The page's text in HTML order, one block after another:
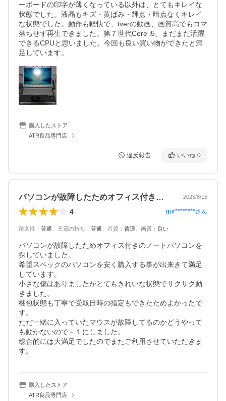
ーボードの印字が薄くなっている以外は、とてもキレイな
状態でした。液晶もキズ・黄ばみ・輝点・暗点なくキレイ
な状態でした。動作も軽快で、tverの動画、画質高でもコマ
落ちせず再生できました。第７世代Core i5、まだまだ活躍
できるCPUと思いました。今回も良い買い物ができたと満
足しています。
購入したストア
ATR良品専門店
違反報告 いいね 0
パソコンが故障したためオフィス付きのノ… 2025/8/15
4 gur********さん
耐久性 ： 普通 充電の持ち ： 普通 音質 ： 普通 画質 ： 良い
パソコンが故障したためオフィス付きのノートパソコンを
探していました。
希望スペックのパソコンを安く購入する事が出来きて満足
しています。
小さな傷はありましたがとてもきれいな状態でサクサク動
きました。
梱包状態も丁寧で受取日時の指定もできたためよかったで
す。
ただ一緒に入っていたマウスが故障してるのかどうやって
も動かないので－１にしました。
総合的には大満足でしたのでまたご利用させていただきま
す。
購入したストア
ATR良品専門店